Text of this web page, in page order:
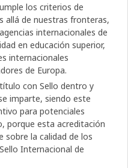
los criterios de
allá de nuestras fronteras,
internacionales de
en educación superior,
internacionales
de Europa.
con Sello dentro y
imparte, siendo este
para potenciales
porque esta acreditación
sobre la calidad de los
Internacional de